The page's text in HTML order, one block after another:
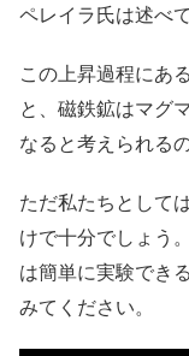
ペレイラ氏は述べ
この上昇過程にあ
と、磁鉄鉱はマグ
なると考えられるの
ただ私たちとして
けで十分でしょう
は簡単に実験でき
みてください。